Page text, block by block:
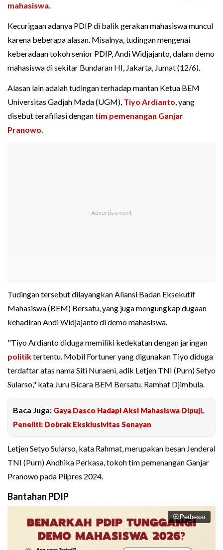
mahasiswa
Kecurigaan adanya PDIP di balik gerakan mahasiswa muncul
karena beberapa alasan. Misalnya, tudingan mengenai
keberadaan tokoh senior PDIP, Andi Widjajanto, dalam demo
mahasiswa di sekitar Bundaran HI, Jakarta, Jumat (12/6).
Alasan lain adalah tudingan terhadap mantan Ketua BEM
Universitas Gadjah Mada (UGM), Tiyo Ardianto , yang
disebut terafiliasi dengan tim pemenangan Ganjar
Pranowo
Tudingan tersebut dilayangkan Aliansi Badan Eksekutif
Mahasiswa (BEM) Bersatu, yang juga mengungkap dugaan
kehadiran Andi Widjajanto di demo mahasiswa.
"Tiyo Ardianto diduga memiliki kedekatan dengan jaringan
politiktertentu. Mobil Fortuner yang digunakan Tiyo diduga
terdaftar atas nama Siti Nuraeni, adik Letjen TNI (Purn) Setyo
Sularso," kata Juru Bicara BEM Bersatu, Ramhat Djimbula.
Baca Juga: Gaya Dasco Hadapi Aksi Mahasiswa Dipuji,
Peneliti: Dobrak Eksklusivitas Senayan
Letjen Setyo Sularso, kata Rahmat, merupakan besan Jenderal
TNI (Purn) Andhika Perkasa, tokoh tim pemenangan Ganjar
Pranowo pada Pilpres 2024.
Bantahan PDIP
Perbesar